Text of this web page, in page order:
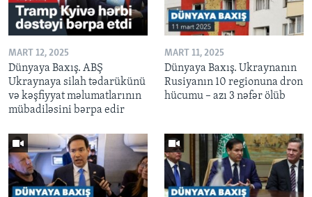
MART 12, 2025
Dünyaya Baxış. ABŞ
Ukraynaya silah tədarükünü
və kəşfiyyat məlumatlarının
mübadiləsini bərpa edir
MART 11, 2025
Dünyaya Baxış. Ukraynanın
Rusiyanın 10 regionuna dron
hücumu – azı 3 nəfər ölüb